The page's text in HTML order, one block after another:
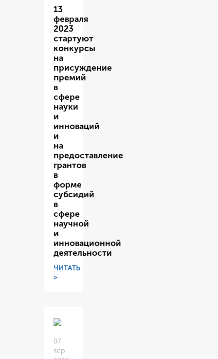
13
февраля
2023
стартуют
конкурсы
на
присуждение
премий
в
сфере
науки
и
инноваций
и
на
предоставление
грантов
в
форме
субсидий
в
сфере
научной
и
инновационной
деятельности
ЧИТАТЬ
>
07
sep